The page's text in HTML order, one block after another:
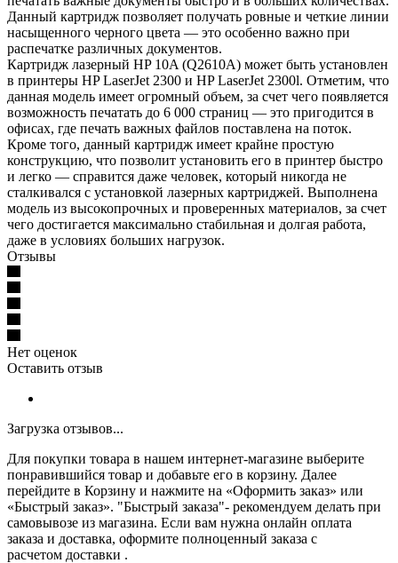
Данный картридж позволяет получать ровные и четкие линии
насыщенного черного цвета — это особенно важно при
распечатке различных документов.
Картридж лазерный HP 10A (Q2610A) может быть установлен
в принтеры HP LaserJet 2300 и HP LaserJet 2300l. Отметим, что
данная модель имеет огромный объем, за счет чего появляется
возможность печатать до 6 000 страниц — это пригодится в
офисах, где печать важных файлов поставлена на поток.
Кроме того, данный картридж имеет крайне простую
конструкцию, что позволит установить его в принтер быстро
и легко — справится даже человек, который никогда не
сталкивался с установкой лазерных картриджей. Выполнена
модель из высокопрочных и проверенных материалов, за счет
чего достигается максимально стабильная и долгая работа,
даже в условиях больших нагрузок.
Отзывы
Нет оценок
Оставить отзыв
Загрузка отзывов...
Для покупки товара в нашем интернет-магазине выберите
понравившийся товар и добавьте его в корзину. Далее
перейдите в Корзину и нажмите на «Оформить заказ» или
«Быстрый заказ». "Быстрый заказа"- рекомендуем делать при
самовывозе из магазина. Если вам нужна онлайн оплата
заказа и доставка, оформите полноценный заказа с
расчетом доставки .